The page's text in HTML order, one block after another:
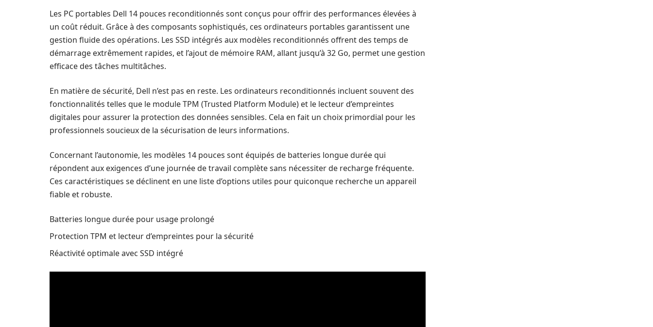
Les PC portables Dell 14 pouces reconditionnés sont conçus pour offrir des performances élevées à
un coût réduit. Grâce à des composants sophistiqués, ces ordinateurs portables garantissent une
gestion fluide des opérations. Les SSD intégrés aux modèles reconditionnés offrent des temps de
démarrage extrêmement rapides, et l’ajout de mémoire RAM, allant jusqu’à 32 Go, permet une gestion
efficace des tâches multitâches.
En matière de sécurité, Dell n’est pas en reste. Les ordinateurs reconditionnés incluent souvent des
fonctionnalités telles que le module TPM (Trusted Platform Module) et le lecteur d’empreintes
digitales pour assurer la protection des données sensibles. Cela en fait un choix primordial pour les
professionnels soucieux de la sécurisation de leurs informations.
Concernant l’autonomie, les modèles 14 pouces sont équipés de batteries longue durée qui
répondent aux exigences d’une journée de travail complète sans nécessiter de recharge fréquente.
Ces caractéristiques se déclinent en une liste d’options utiles pour quiconque recherche un appareil
fiable et robuste.
Batteries longue durée pour usage prolongé
Protection TPM et lecteur d’empreintes pour la sécurité
Réactivité optimale avec SSD intégré